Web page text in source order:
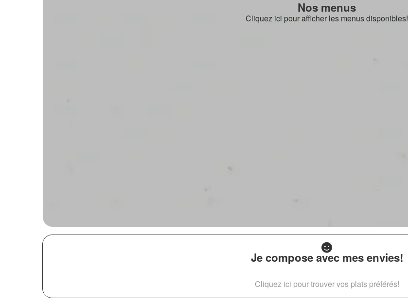
Nos menus
Cliquez ici pour afficher les menus disponibles!
Je compose avec mes envies!
Cliquez ici pour trouver vos plats préférés!